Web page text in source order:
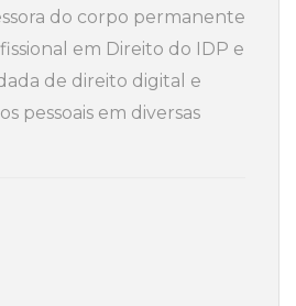
do corpo permanente
em Direito do IDP e
de direito digital e
pessoais em diversas